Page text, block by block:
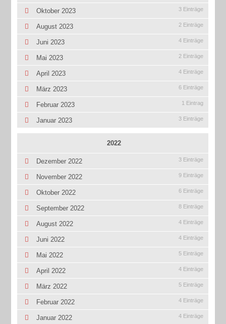
Oktober 2023 3 Einträge
August 2023 2 Einträge
Juni 2023 4 Einträge
Mai 2023 2 Einträge
April 2023 4 Einträge
März 2023 6 Einträge
Februar 2023 1 Eintrag
Januar 2023 3 Einträge
2022
Dezember 2022 3 Einträge
November 2022 9 Einträge
Oktober 2022 6 Einträge
September 2022 8 Einträge
August 2022 4 Einträge
Juni 2022 4 Einträge
Mai 2022 5 Einträge
April 2022 4 Einträge
März 2022 5 Einträge
Februar 2022 4 Einträge
Januar 2022 4 Einträge